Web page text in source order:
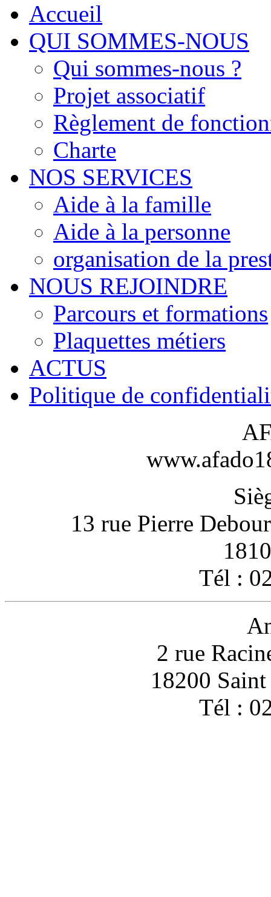
Accueil
QUI SOMMES-NOUS
Qui sommes-nous ?
Projet associatif
Règlement de
Charte
NOS SERVICES
Aide à la famille
Aide à la personne
organisation de la
NOUS REJOINDRE
Parcours et formations
Plaquettes métiers
ACTUS
Politique de
13 rue Pierre
Tél :
2 rue
18200
Tél :